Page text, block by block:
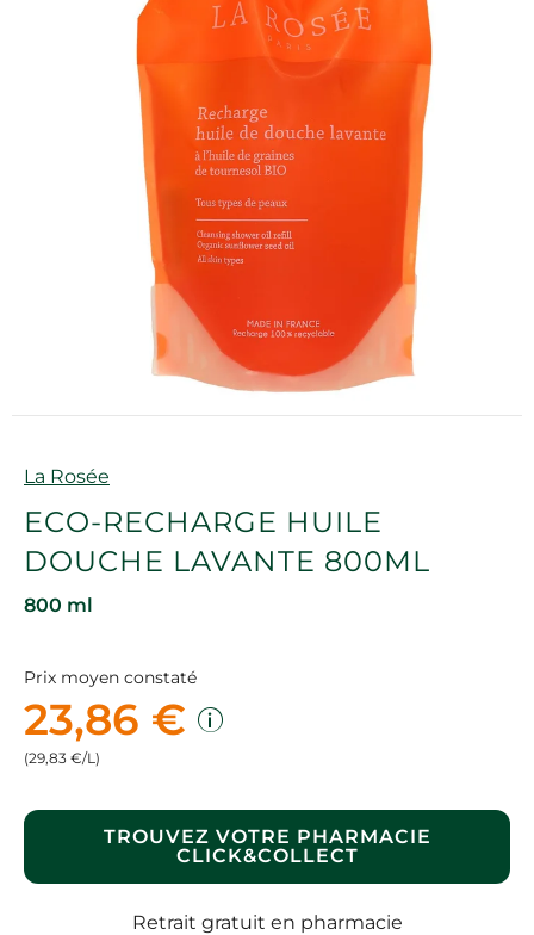
Marque
La Rosée
ECO-RECHARGE HUILE
DOUCHE LAVANTE 800ML
800 ml
Prix moyen constaté
23,86 €
(29,83 €/L)
TROUVEZ VOTRE PHARMACIE
CLICK&COLLECT
Retrait gratuit en pharmacie